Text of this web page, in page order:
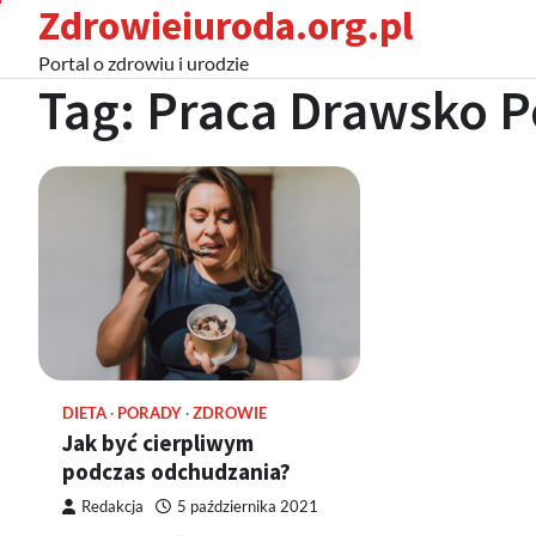
content
Zdrowieiuroda.org.pl
Portal o zdrowiu i urodzie
Tag: Praca Drawsko
DIETA PORADY ZDROWIE
Jak być cierpliwym
podczas odchudzania?
Redakcja 5 października 2021